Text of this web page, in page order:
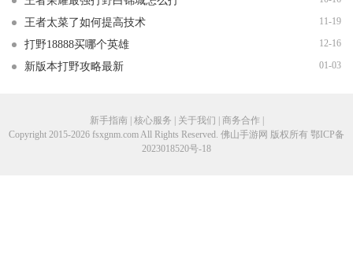
王者太菜了如何提高技术 11-19
打野18888买哪个英雄 12-16
新版本打野攻略最新 01-03
新手指南 | 核心服务 | 关于我们 | 商务合作 |
Copyright 2015-2026 fsxgnm.com All Rights Reserved. 佛山手游网 版权所有 鄂ICP备
2023018520号-18